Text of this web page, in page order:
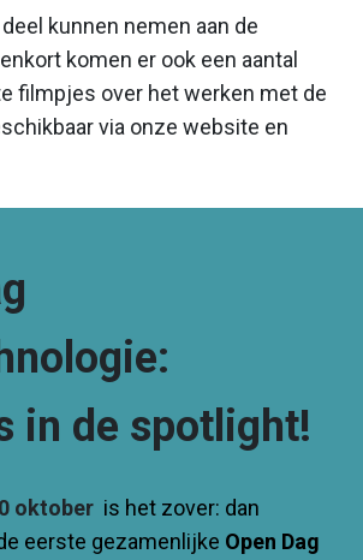
kunnen nemen aan de
komen er ook een aantal
filmpjes over het werken met de
via onze website en
in de spotlight!
oktober is het zover: dan
eerste gezamenlijke Open Dag